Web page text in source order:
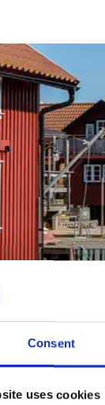
Consent
uses cookies